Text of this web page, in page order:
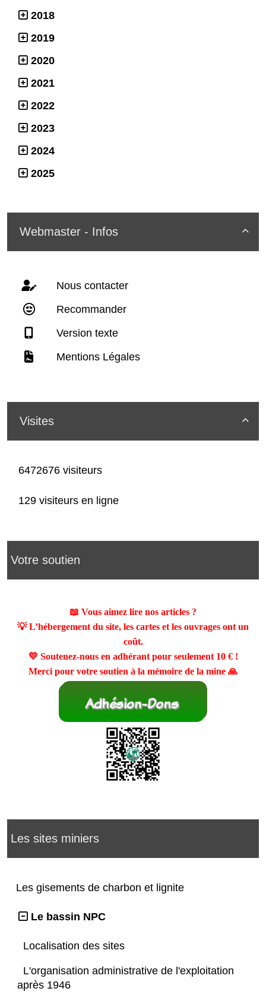
2018
2019
2020
2021
2022
2023
2024
2025

Webmaster - Infos
Nous contacter
Recommander
Version texte
Mentions Légales

Visites
6472676 visiteurs
129 visiteurs en ligne
Votre soutien
📖 Vous aimez lire nos articles ?
💡 L’hébergement du site, les cartes et les ouvrages ont un
coût.
💛 Soutenez-nous en adhérant pour seulement 10 €!
Merci pour votre soutien à la mémoire de la mine 🙏
Les sites miniers
Les gisements de charbon et lignite
Le bassin NPC
Localisation des sites
L'organisation administrative de l'exploitation
après 1946